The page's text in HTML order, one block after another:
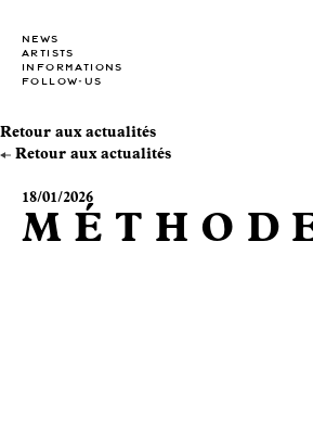
NEWS
ARTISTS
INFORMATIONS
FOLLOW-US
Retour aux actualités
Retour aux actualités
18/01/2026